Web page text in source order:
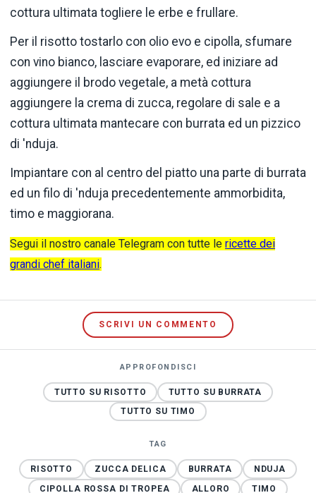
cottura ultimata togliere le erbe e frullare.
Per il risotto tostarlo con olio evo e cipolla, sfumare
con vino bianco, lasciare evaporare, ed iniziare ad
aggiungere il brodo vegetale, a metà cottura
aggiungere la crema di zucca, regolare di sale e a
cottura ultimata mantecare con burrata ed un pizzico
di 'nduja.
Impiantare con al centro del piatto una parte di burrata
ed un filo di 'nduja precedentemente ammorbidita,
timo e maggiorana.
Segui il nostro canale Telegram con tutte le ricette dei
grandi chef italiani.
SCRIVI UN COMMENTO
APPROFONDISCI
TUTTO SU RISOTTO
TUTTO SU BURRATA
TUTTO SU TIMO
TAG
RISOTTO ZUCCA DELICA BURRATA
NDUJA
CIPOLLA ROSSA DI TROPEA
ALLORO TIMO